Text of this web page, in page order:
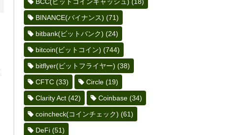
BCC(ビットコインキャッシュ) (18)
BINANCE(バイナンス) (71)
bitbank(ビットバンク) (24)
bitcoin(ビットコイン) (744)
bitflyer(ビットフライヤー) (38)
CFTC (33) Circle (19)
Clarity Act (42) Coinbase (34)
coincheck(コインチェック) (61)
DeFi (51)